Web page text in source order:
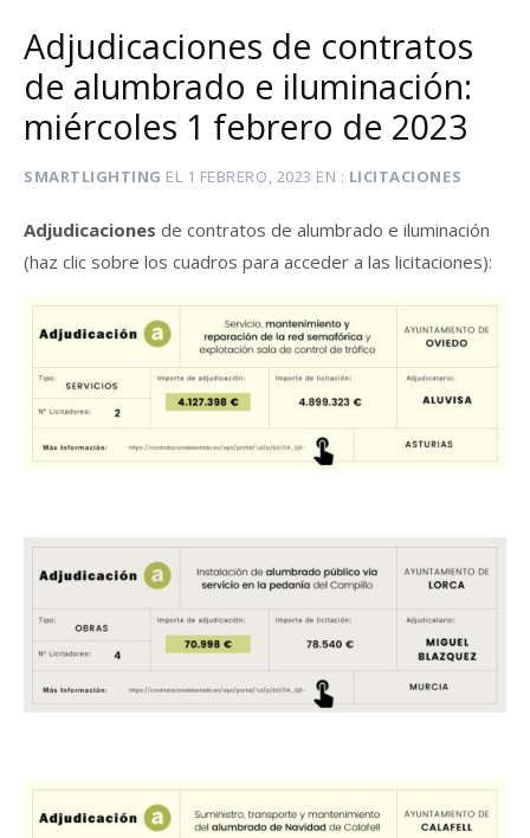
Adjudicaciones de contratos
de alumbrado e iluminación:
miércoles 1 febrero de 2023
SMARTLIGHTING EL 1 FEBRERO, 2023 EN LICITACIONES
Adjudicaciones de contratos de alumbrado e iluminación
(haz clic sobre los cuadros para acceder a las licitaciones):